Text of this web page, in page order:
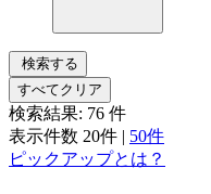
検索する
すべてクリア
検索結果: 76 件
表示件数 20件 | 50件
ピックアップとは？